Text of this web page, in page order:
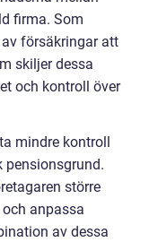
firma. Som
försäkringar att
skiljer dessa
och kontroll över
mindre kontroll
pensionsgrund.
större
anpassa
av dessa